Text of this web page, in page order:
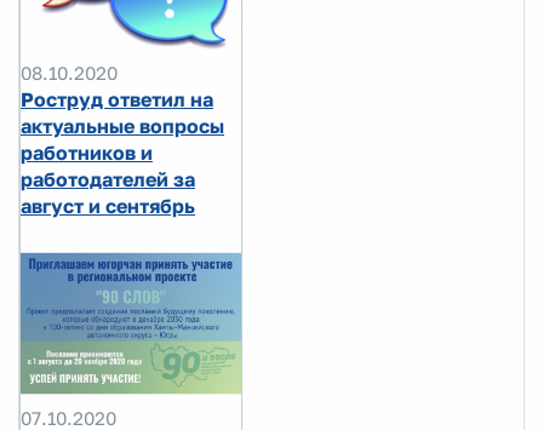
08.10.2020
Роструд ответил на
актуальные вопросы
работников и
работодателей за
август и сентябрь
07.10.2020